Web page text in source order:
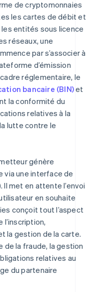
de cryptomonnaies
les cartes de débit et
entités sous licence
réseaux, une
par s’associer à
d’émission
réglementaire, le
bancaire (BIN)et
la conformité du
relatives à la
lutte contre le
génère
via une interface de
Il met en attente l’envoi
en souhaite
conçoit tout l’aspect
l’inscription,
la gestion de la carte.
de la fraude, la gestion
relatives au
du partenaire